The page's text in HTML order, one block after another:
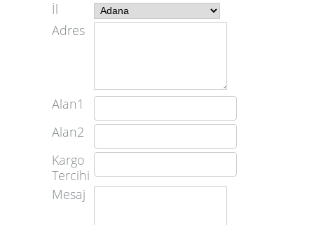
İl
Adres
Alan1
Alan2
Kargo
Tercihi
Mesaj